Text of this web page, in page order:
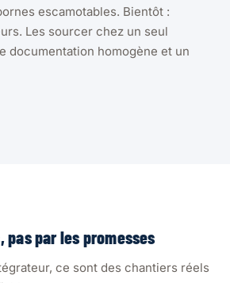
escamotables. Bientôt :
Les sourcer chez un seul
documentation homogène et un
pas par les promesses
ce sont des chantiers réels